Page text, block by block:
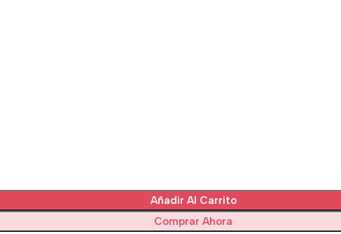
Añadir Al Carrito
Comprar Ahora